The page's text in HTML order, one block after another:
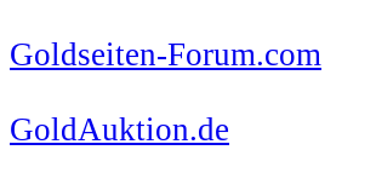
Goldseiten-Forum.com
GoldAuktion.de